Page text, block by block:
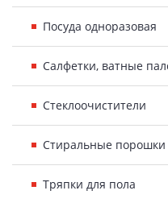
Посуда одноразовая
Салфетки, ватные
Стеклоочистители
Стиральные порошки
Тряпки для пола